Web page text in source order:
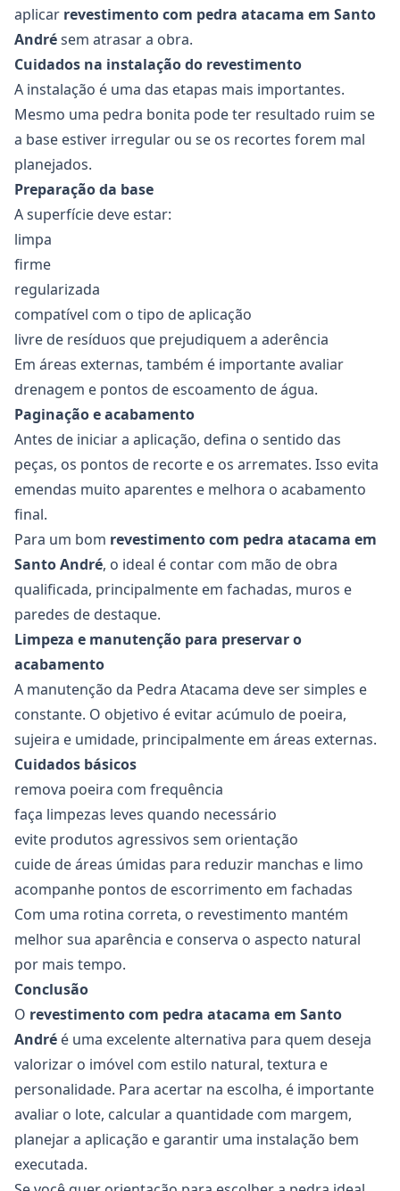
aplicar revestimento com pedra atacama em Santo
Andrésem atrasar a obra.
Cuidados na instalação do revestimento
A instalação é uma das etapas mais importantes.
Mesmo uma pedra bonita pode ter resultado ruim se
a base estiver irregular ou se os recortes forem mal
planejados.
Preparação da base
A superfície deve estar:
limpa
firme
regularizada
compatível com o tipo de aplicação
livre de resíduos que prejudiquem a aderência
Em áreas externas, também é importante avaliar
drenagem e pontos de escoamento de água.
Paginação e acabamento
Antes de iniciar a aplicação, defina o sentido das
peças, os pontos de recorte e os arremates. Isso evita
emendas muito aparentes e melhora o acabamento
final.
Para um bom revestimento com pedra atacama em
Santo André, o ideal é contar com mão de obra
qualificada, principalmente em fachadas, muros e
paredes de destaque.
Limpeza e manutenção para preservar o
acabamento
A manutenção da Pedra Atacama deve ser simples e
constante. O objetivo é evitar acúmulo de poeira,
sujeira e umidade, principalmente em áreas externas.
Cuidados básicos
remova poeira com frequência
faça limpezas leves quando necessário
evite produtos agressivos sem orientação
cuide de áreas úmidas para reduzir manchas e limo
acompanhe pontos de escorrimento em fachadas
Com uma rotina correta, o revestimento mantém
melhor sua aparência e conserva o aspecto natural
por mais tempo.
Conclusão
O revestimento com pedra atacama em Santo
André é uma excelente alternativa para quem deseja
valorizar o imóvel com estilo natural, textura e
personalidade. Para acertar na escolha, é importante
avaliar o lote, calcular a quantidade com margem,
planejar a aplicação e garantir uma instalação bem
executada.